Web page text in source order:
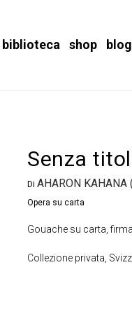
biblioteca shop blog
Senza
Di AHARON
Opera su carta
Gouache su carta,
Collezione privata,